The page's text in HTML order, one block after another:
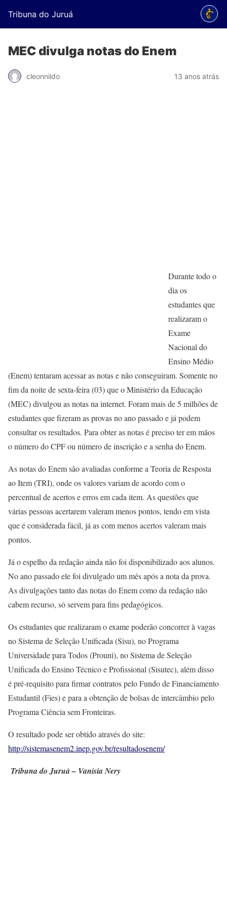
Tribuna do Juruá
MEC divulga notas do Enem
cleonnildo 13 anos atrás
Durante todo o
dia os
estudantes que
realizaram o
Exame
Nacional do
Ensino Médio
(Enem) tentaram acessar as notas e não conseguiram. Somente no
fim da noite de sexta-feira (03) que o Ministério da Educação
(MEC) divulgou as notas na internet. Foram mais de 5 milhões de
estudantes que fizeram as provas no ano passado e já podem
consultar os resultados. Para obter as notas é preciso ter em mãos
o número do CPF ou número de inscrição e a senha do Enem.
As notas do Enem são avaliadas conforme a Teoria de Resposta
ao Item (TRI), onde os valores variam de acordo com o
percentual de acertos e erros em cada item. As questões que
várias pessoas acertarem valeram menos pontos, tendo em vista
que é considerada fácil, já as com menos acertos valeram mais
pontos.
Já o espelho da redação ainda não foi disponibilizado aos alunos.
No ano passado ele foi divulgado um mês após a nota da prova.
As divulgações tanto das notas do Enem como da redação não
cabem recurso, só servem para fins pedagógicos.
Os estudantes que realizaram o exame poderão concorrer à vagas
no Sistema de Seleção Unificada (Sisu), no Programa
Universidade para Todos (Prouni), no Sistema de Seleção
Unificada do Ensino Técnico e Profissional (Sisutec), além disso
é pré-requisito para firmar contratos pelo Fundo de Financiamento
Estudantil (Fies) e para a obtenção de bolsas de intercâmbio pelo
Programa Ciência sem Fronteiras.
O resultado pode ser obtido através do site:
http://sistemasenem2.inep.gov.br/resultadosenem/
Tribuna do Juruá – Vanísia Nery